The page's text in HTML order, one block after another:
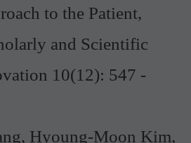
to the Patient,
and Scientific
10(12): 547 -
Hyoung-Moon Kim,